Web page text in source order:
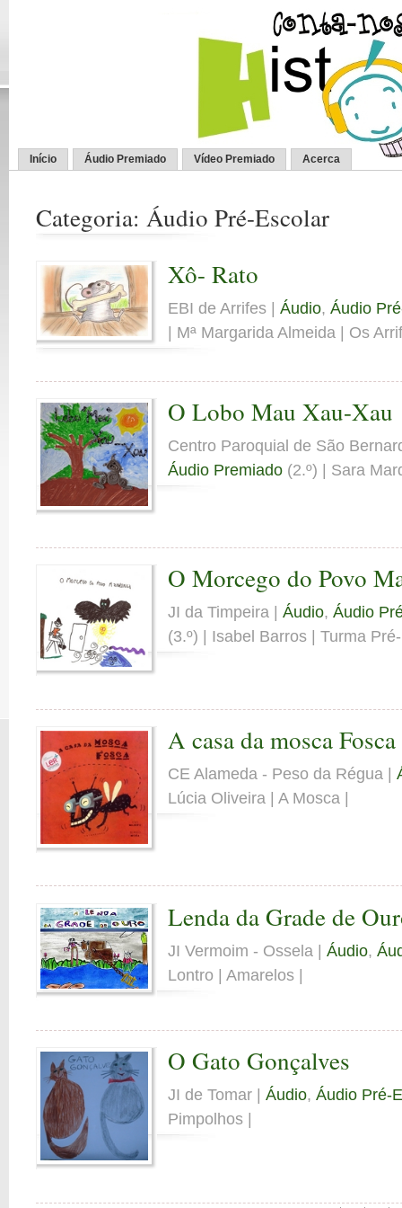
Início Áudio Premiado Vídeo Premiado Acerca
Categoria: Áudio Pré-Escolar
Xô- Rato
EBI de Arrifes |Áudio,Áudio
| Mª Margarida Almeida | Os
O Lobo Mau Xau-Xau
Centro Paroquial de São
Áudio Premiado (2.º) | Sara
O Morcego do Povo
JI da Timpeira |Áudio,Áudio
(3.º) | Isabel Barros | Turma
A casa da mosca Fosca
CE Alameda - Peso da Régua |
Lúcia Oliveira | A Mosca |
Lenda da Grade de
JI Vermoim - Ossela |Áudio,
Lontro | Amarelos |
O Gato Gonçalves
JI de Tomar |Áudio,Áudio Pré-
Pimpolhos |